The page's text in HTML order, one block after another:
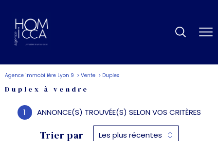
Agence immobilière Lyon 9 Vente Duplex
Duplex à vendre
1 ANNONCE(S) TROUVÉE(S) SELON VOS CRITÈRES
Trier par Les plus récentes